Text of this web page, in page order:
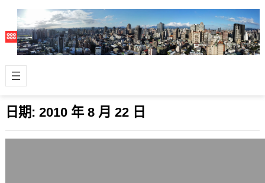
日期: 2010 年 8 月 22 日